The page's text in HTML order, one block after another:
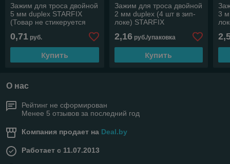
Зажим для троса двойной
5 мм duplex STARFIX
(Товар не стикеруется
для розничной торговли)
0,71 руб.
Купить
Зажим для троса двойной
2 мм duplex (4 шт в зип-
локе) STARFIX
2,16руб./упаковка
Купить
3
О нас
Рейтинг не сформирован
Менее 5 отзывов за последний год
Компания продает на Deal.by
Работает с 11.07.2013